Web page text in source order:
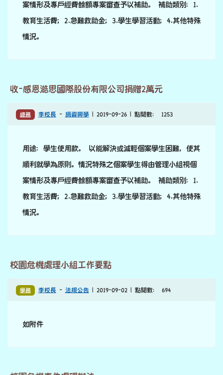
案情形及專戶經費餘額專案審查予以補助。 補助類別：1.
教育生活費；2.急難救助金；3.學生學習活動；4.其他特殊
情況。
收-感恩澔思國際股份有限公司捐贈2萬元
總務 李校長- 捐資興學| 2019-09-26 | 點閱數： 1253
用途：學生使用款。 以能解決或減輕個案學生困難，使其
順利就學為原則。情況特殊之個案學生得由管理小組視個
案情形及專戶經費餘額專案審查予以補助。 補助類別：1.
教育生活費；2.急難救助金；3.學生學習活動；4.其他特殊
情況。
校園危機處理小組工作要點
學務 李校長- 法規公告 | 2019-09-02 | 點閱數： 694
如附件